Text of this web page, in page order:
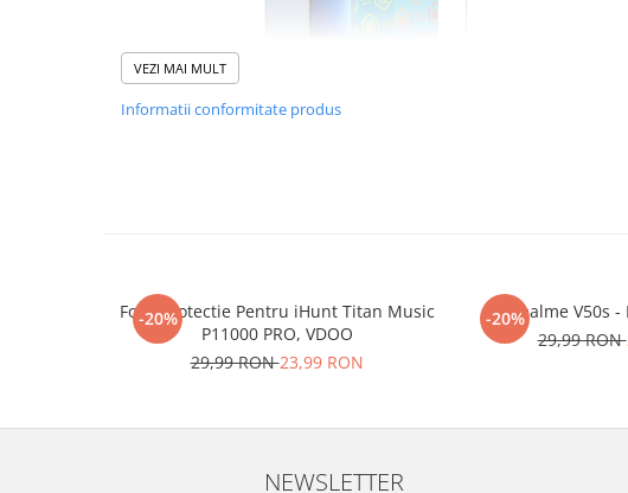
usor de
Materialul folosit in producerea
este sticla pe care o stim cu
Nano Glass
mii de cioburi ascutite si
VEZI MAI MULT
Informatii conformitate produs
-20%
Folie Protectie Pentru iHunt Titan Music
P11000 PRO, VDOO
29,99 RON23,99 RON
-20%Realme V50s
29,99 RON
NEWSLETTER